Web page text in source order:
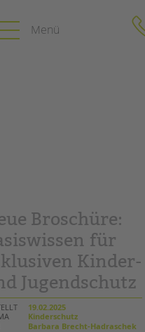
NEWS/BLOG
unkuerzbar
Briefe an Kai
PRESSE
Broschüre:
für
Kinder-
Jugendschutz
19.02.2025
Kinderschutz
Barbara Brecht-Hadraschek